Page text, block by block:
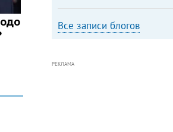
Все записи блогов
РЕКЛАМА